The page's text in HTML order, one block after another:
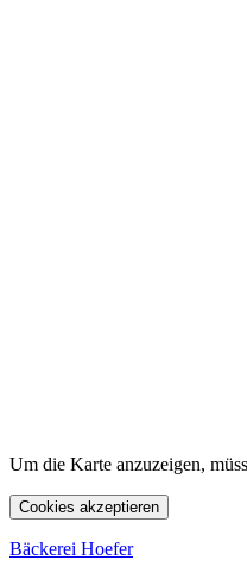
Um die Karte anzuzeigen,
Cookies akzeptieren
Bäckerei Hoefer